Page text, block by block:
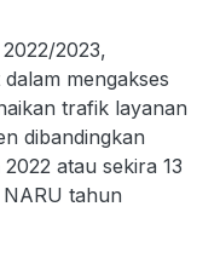
2023,
mengakses
trafik layanan
dibandingkan
atau sekira 13
tahun